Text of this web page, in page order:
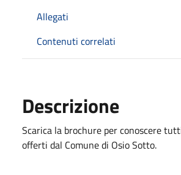
Allegati
Contenuti correlati
Descrizione
Scarica la brochure per conoscere
offerti dal Comune di Osio Sotto.